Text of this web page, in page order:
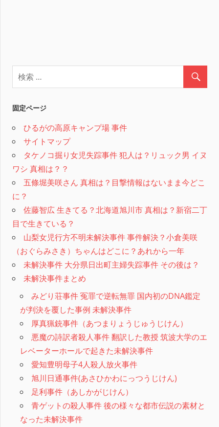
固定ページ
ひるがの高原キャンプ場 事件
サイトマップ
タケノコ掘り女児失踪事件 犯人は？リュック男 イヌ
ワシ 真相は？？
五條堀美咲さん 真相は？目撃情報はないまま今どこ
に？
佐藤智広 生きてる？北海道旭川市 真相は？新宿二丁
目で生きている？
山梨女児行方不明未解決事件 事件解決？小倉美咲
（おぐらみさき）ちゃんはどこに？あれから一年
未解決事件 大分県日出町主婦失踪事件 その後は？
未解決事件まとめ
みどり荘事件 冤罪で逆転無罪 国内初のDNA鑑定
が判決を覆した事例 未解決事件
厚真猟銃事件（あつまりょうじゅうじけん）
悪魔の詩訳者殺人事件 翻訳した教授 筑波大学のエ
レベーターホールで起きた未解決事件
愛知豊明母子4人殺人放火事件
旭川日通事件(あさひかわにっつうじけん)
足利事件（あしかがじけん）
青ゲットの殺人事件 後の様々な都市伝説の素材と
なった未解決事件